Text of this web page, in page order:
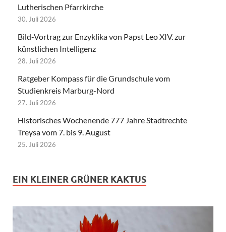
Lutherischen Pfarrkirche
30. Juli 2026
Bild-Vortrag zur Enzyklika von Papst Leo XIV. zur
künstlichen Intelligenz
28. Juli 2026
Ratgeber Kompass für die Grundschule vom
Studienkreis Marburg-Nord
27. Juli 2026
Historisches Wochenende 777 Jahre Stadtrechte
Treysa vom 7. bis 9. August
25. Juli 2026
EIN KLEINER GRÜNER KAKTUS